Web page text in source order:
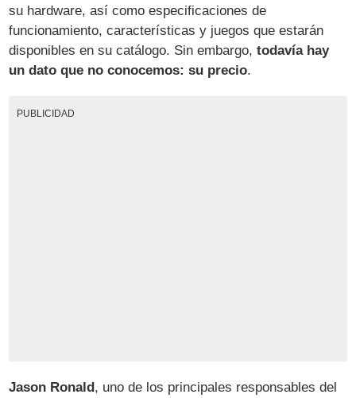
su hardware, así como especificaciones de
funcionamiento, características y juegos que estarán
disponibles en su catálogo. Sin embargo,todavía hay
un dato que no conocemos: su precio.
PUBLICIDAD
Jason Ronald, uno de los principales responsables del